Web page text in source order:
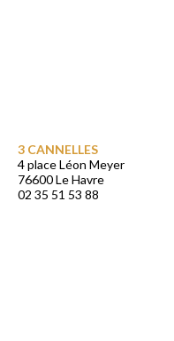
3 CANNELLES
4 place Léon Meyer
76600 Le Havre
02 35 51 53 88